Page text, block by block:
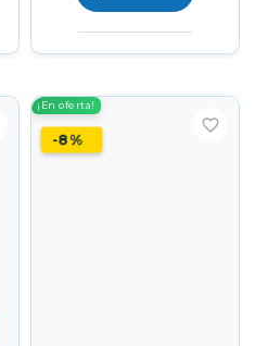
¡En oferta!
-8%
favorite_border